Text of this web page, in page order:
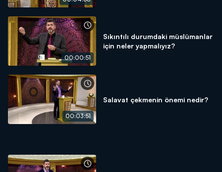
00:00:51
Sıkıntılı durumdaki müslümanlar
için neler yapmalıyız?
00:03:51
Salavat çekmenin önemi nedir?